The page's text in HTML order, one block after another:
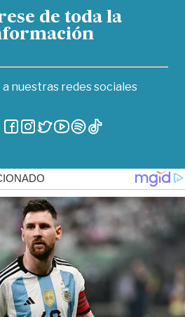
de toda la
nuestras redes sociales